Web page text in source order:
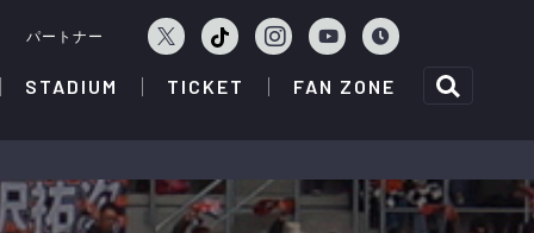
パートナー
STADIUM TICKET FAN ZONE